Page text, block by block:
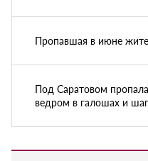
Пропавшая в июне
Под Саратовом
ведром в галошах и